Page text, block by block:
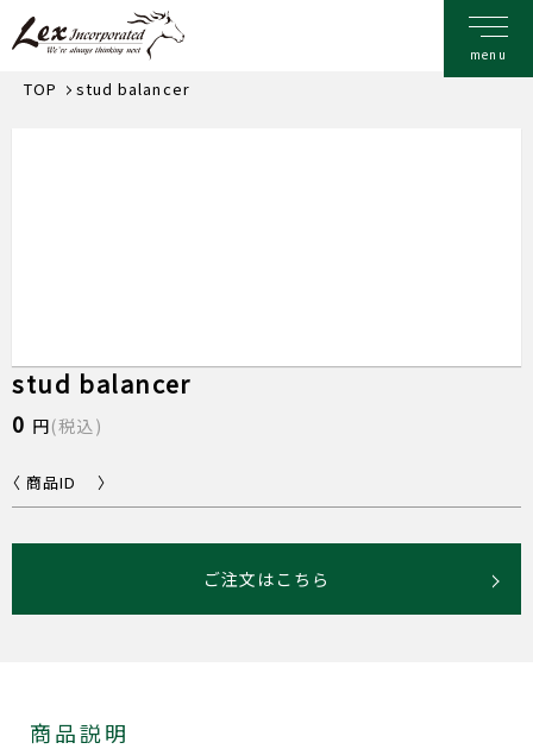
TOP stud balancer
stud balancer
0 円(税込)
〈 商品ID 〉
ご注文はこちら
商品説明